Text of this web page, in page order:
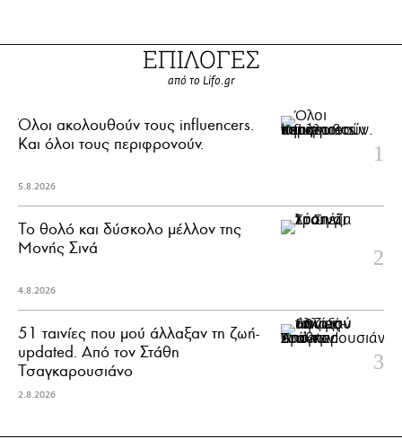
ΕΠΙΛΟΓΕΣ
από το Lifo.gr
Όλοι ακολουθούν τους influencers.
Και όλοι τους περιφρονούν.
5.8.2026
Το θολό και δύσκολο μέλλον της
Μονής Σινά
4.8.2026
51 ταινίες που μού άλλαξαν τη ζωή-
updated. Aπό τον Στάθη
Τσαγκαρουσιάνο
2.8.2026